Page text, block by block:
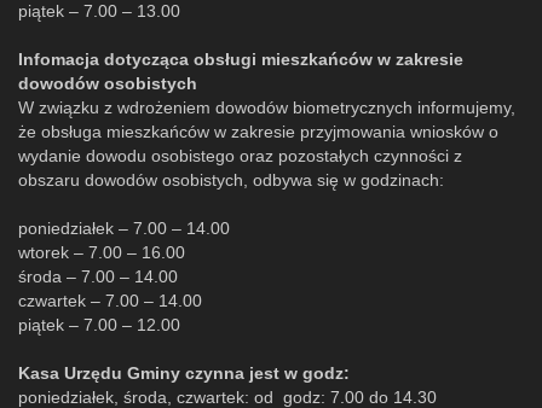
piątek – 7.00 – 13.00
Infomacja dotycząca obsługi mieszkańców w zakresie
dowodów osobistych
W związku z wdrożeniem dowodów biometrycznych informujemy,
że obsługa mieszkańców w zakresie przyjmowania wniosków o
wydanie dowodu osobistego oraz pozostałych czynności z
obszaru dowodów osobistych, odbywa się w godzinach:
poniedziałek – 7.00 – 14.00
wtorek – 7.00 – 16.00
środa – 7.00 – 14.00
czwartek – 7.00 – 14.00
piątek – 7.00 – 12.00
Kasa Urzędu Gminy czynna jest w godz:
poniedziałek, środa, czwartek: od godz: 7.00 do 14.30